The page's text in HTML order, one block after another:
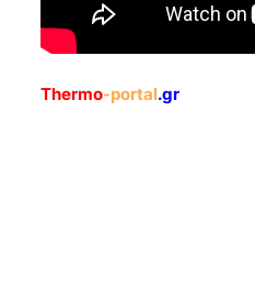
Thermo-portal.gr